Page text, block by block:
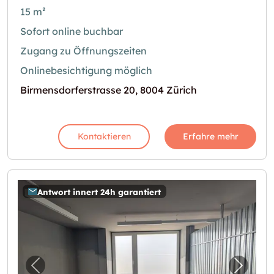
15 m²
Sofort online buchbar
Zugang zu Öffnungszeiten
Onlinebesichtigung möglich
Birmensdorferstrasse 20, 8004 Zürich
Kontaktieren Erfahre mehr
Antwort innert 24h garantiert